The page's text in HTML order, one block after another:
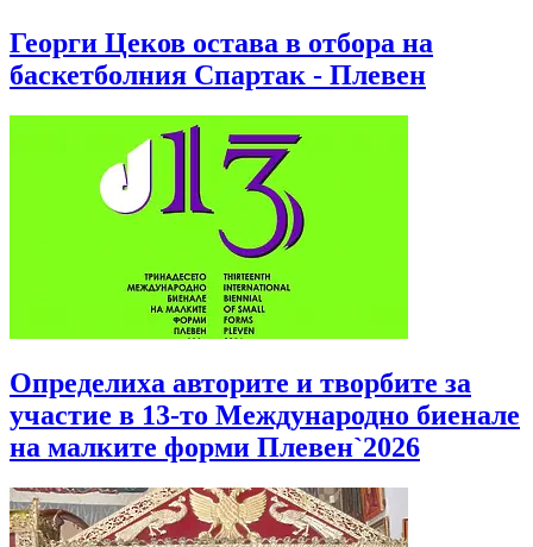
Георги Цеков остава в отбора на
баскетболния Спартак - Плевен
Определиха авторите и творбите за
участие в 13-то Международно биенале
на малките форми Плевен`2026